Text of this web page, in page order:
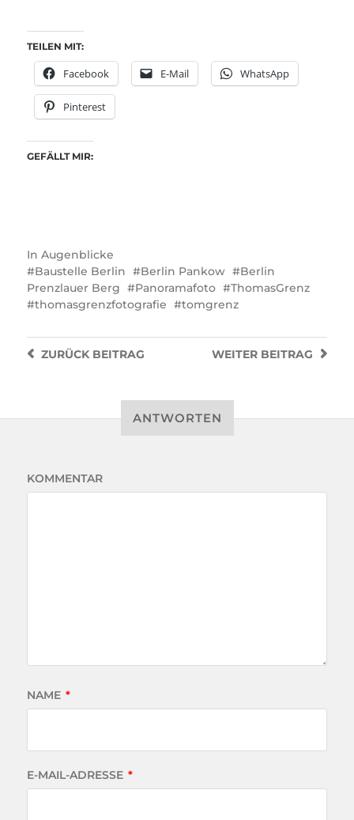
TEILEN MIT:
Facebook E-Mail WhatsApp
Pinterest
GEFÄLLT MIR:
In Augenblicke
Baustelle Berlin
Berlin Pankow
Berlin
Prenzlauer Berg
Panoramafoto
ThomasGrenz
thomasgrenzfotografie
tomgrenz
WEITER BEITRAG
ZURÜCKBEITRAG
ANTWORTEN
KOMMENTAR
NAME *
E-MAIL-ADRESSE *